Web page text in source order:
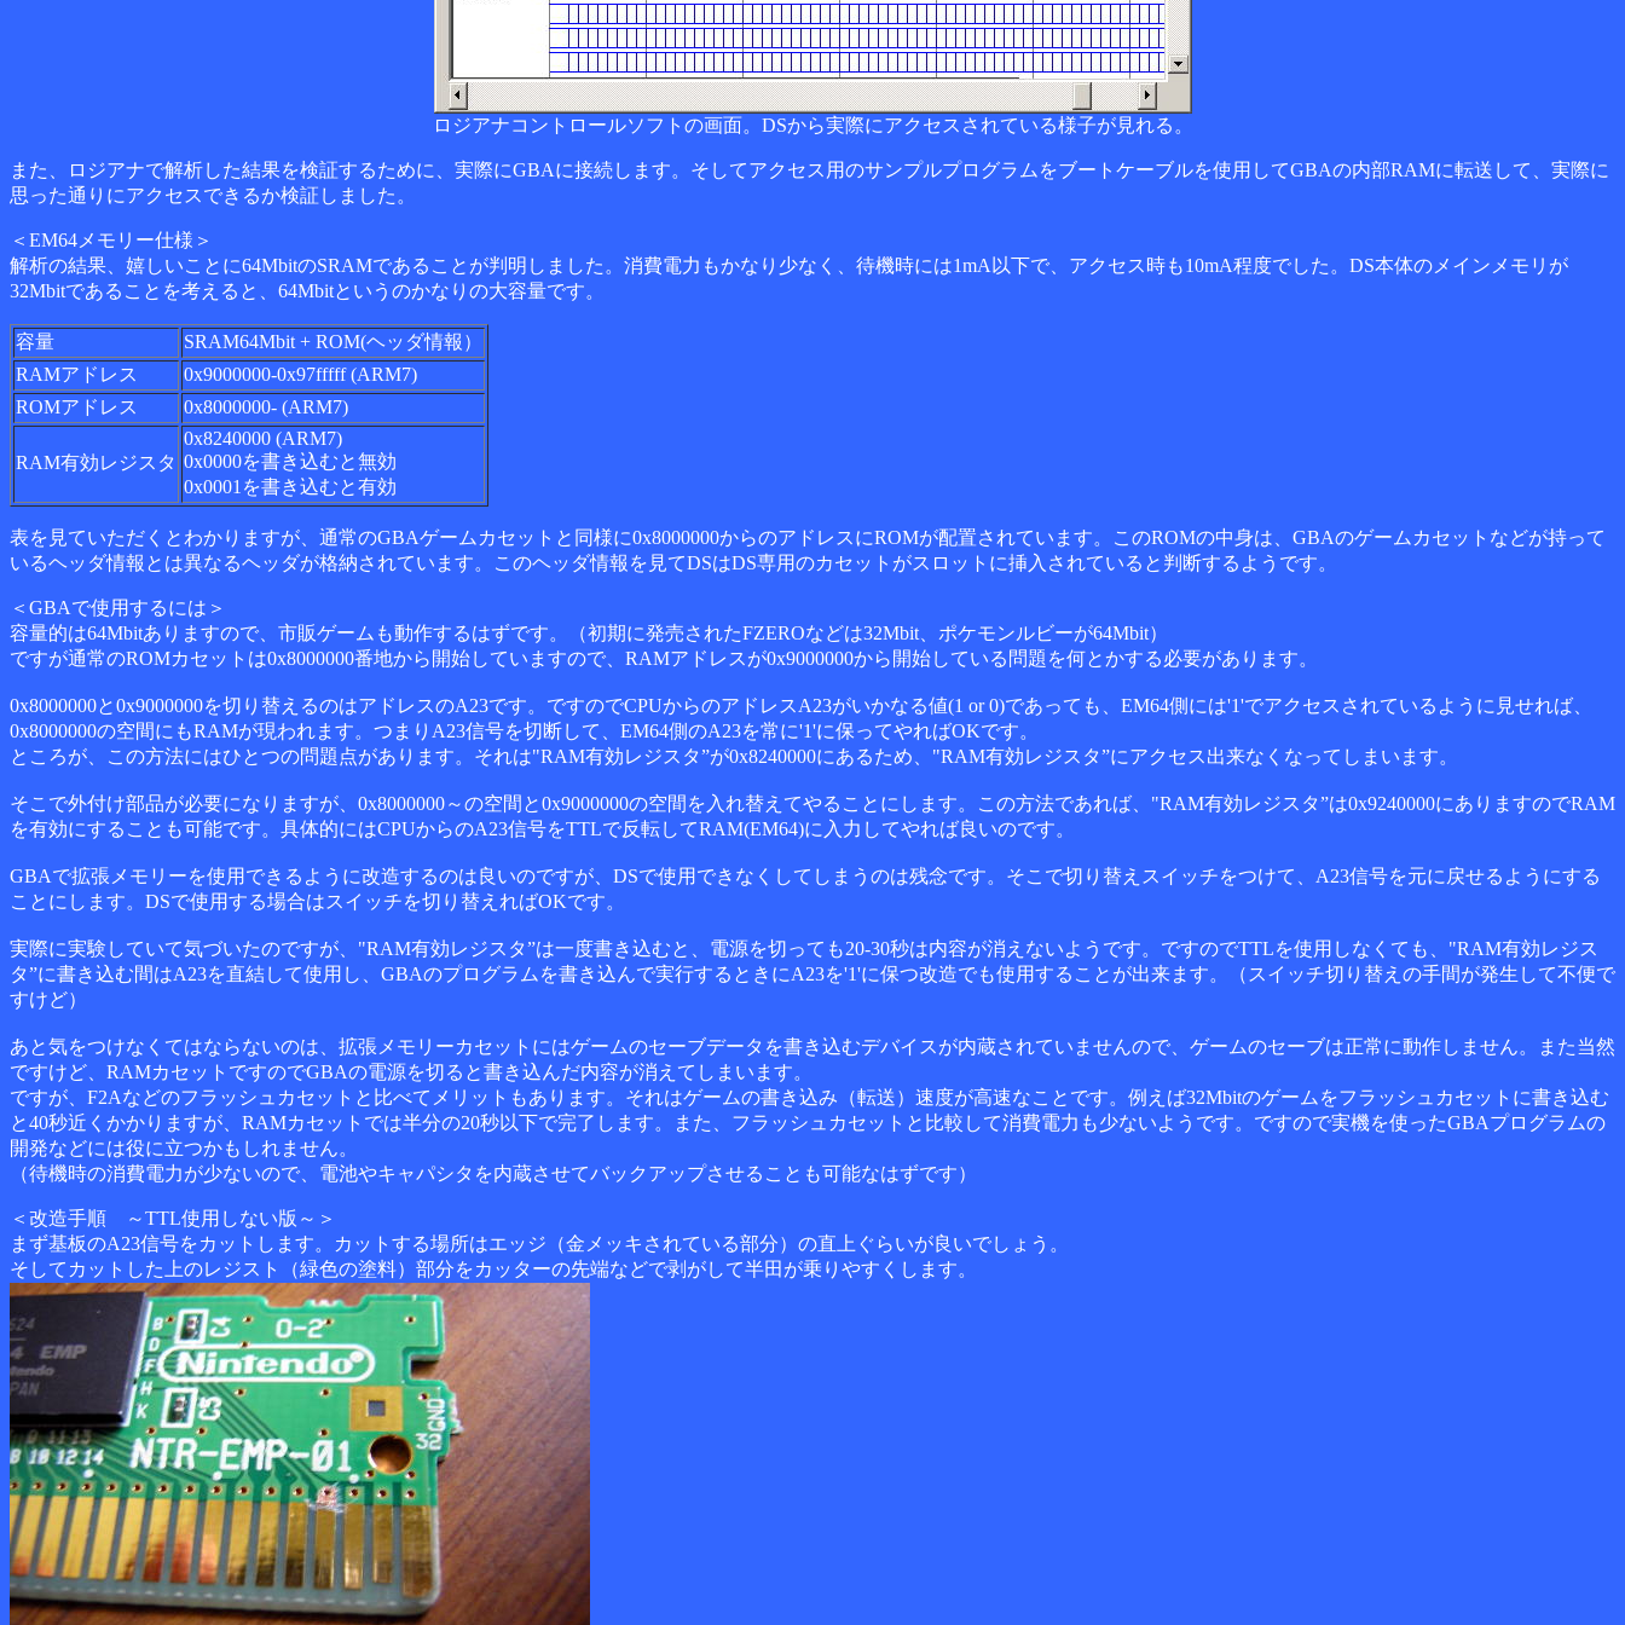
ロジアナコントロールソフトの画面。DSから実際にアクセスされている様子が見れる。
また、ロジアナで解析した結果を検証するために、実際にGBAに接続します。そしてアクセス用のサンプルプログラムをブートケーブルを使用してGBAの内部RAMに転送して、実際に
思った通りにアクセスできるか検証しました。
＜EM64メモリー仕様＞
解析の結果、嬉しいことに64MbitのSRAMであることが判明しました。消費電力もかなり少なく、待機時には1mA以下で、アクセス時も10mA程度でした。DS本体のメインメモリが
32Mbitであることを考えると、64Mbitというのかなりの大容量です。
容量
SRAM64Mbit + ROM(ヘッダ情報）
RAMアドレス
0x9000000-0x97fffff (ARM7)
ROMアドレス
0x8000000- (ARM7)
RAM有効レジスタ
0x8240000 (ARM7)
0x0000を書き込むと無効
0x0001を書き込むと有効
表を見ていただくとわかりますが、通常のGBAゲームカセットと同様に0x8000000からのアドレスにROMが配置されています。このROMの中身は、GBAのゲームカセットなどが持って
いるヘッダ情報とは異なるヘッダが格納されています。このヘッダ情報を見てDSはDS専用のカセットがスロットに挿入されていると判断するようです。
＜GBAで使用するには＞
容量的は64Mbitありますので、市販ゲームも動作するはずです。（初期に発売されたFZEROなどは32Mbit、ポケモンルビーが64Mbit）
ですが通常のROMカセットは0x8000000番地から開始していますので、RAMアドレスが0x9000000から開始している問題を何とかする必要があります。
0x8000000と0x9000000を切り替えるのはアドレスのA23です。ですのでCPUからのアドレスA23がいかなる値(1 or 0)であっても、EM64側には'1'でアクセスされているように見せれば、
0x8000000の空間にもRAMが現われます。つまりA23信号を切断して、EM64側のA23を常に'1'に保ってやればOKです。
ところが、この方法にはひとつの問題点があります。それは"RAM有効レジスタ”が0x8240000にあるため、"RAM有効レジスタ”にアクセス出来なくなってしまいます。
そこで外付け部品が必要になりますが、0x8000000～の空間と0x9000000の空間を入れ替えてやることにします。この方法であれば、"RAM有効レジスタ”は0x9240000にありますのでRAM
を有効にすることも可能です。具体的にはCPUからのA23信号をTTLで反転してRAM(EM64)に入力してやれば良いのです。
GBAで拡張メモリーを使用できるように改造するのは良いのですが、DSで使用できなくしてしまうのは残念です。そこで切り替えスイッチをつけて、A23信号を元に戻せるようにする
ことにします。DSで使用する場合はスイッチを切り替えればOKです。
実際に実験していて気づいたのですが、"RAM有効レジスタ”は一度書き込むと、電源を切っても20-30秒は内容が消えないようです。ですのでTTLを使用しなくても、"RAM有効レジス
タ”に書き込む間はA23を直結して使用し、GBAのプログラムを書き込んで実行するときにA23を'1'に保つ改造でも使用することが出来ます。（スイッチ切り替えの手間が発生して不便で
すけど）
あと気をつけなくてはならないのは、拡張メモリーカセットにはゲームのセーブデータを書き込むデバイスが内蔵されていませんので、ゲームのセーブは正常に動作しません。また当然
ですけど、RAMカセットですのでGBAの電源を切ると書き込んだ内容が消えてしまいます。
ですが、F2Aなどのフラッシュカセットと比べてメリットもあります。それはゲームの書き込み（転送）速度が高速なことです。例えば32Mbitのゲームをフラッシュカセットに書き込む
と40秒近くかかりますが、RAMカセットでは半分の20秒以下で完了します。また、フラッシュカセットと比較して消費電力も少ないようです。ですので実機を使ったGBAプログラムの
開発などには役に立つかもしれません。
（待機時の消費電力が少ないので、電池やキャパシタを内蔵させてバックアップさせることも可能なはずです）
＜改造手順 ～TTL使用しない版～＞
まず基板のA23信号をカットします。カットする場所はエッジ（金メッキされている部分）の直上ぐらいが良いでしょう。
そしてカットした上のレジスト（緑色の塗料）部分をカッターの先端などで剥がして半田が乗りやすくします。